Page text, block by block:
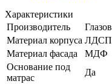
Характеристики
Производитель
Глазов
Материал корпуса ЛДСП
Материал фасада
МДФ
Основание под
матрас
Да